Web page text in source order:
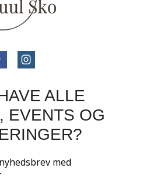
ALLE
EVENTS OG
med